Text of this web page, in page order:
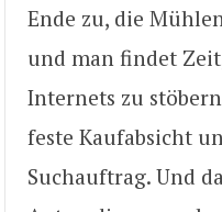
Ende zu, die
und man findet
Internets zu
feste Kaufabsicht
Suchauftrag. Und